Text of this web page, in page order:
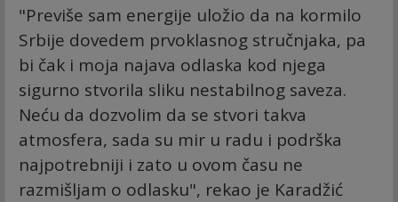
"Previše sam energije uložio da na kormilo
Srbije dovedem prvoklasnog stručnjaka, pa
bi čak i moja najava odlaska kod njega
sigurno stvorila sliku nestabilnog saveza.
Neću da dozvolim da se stvori takva
atmosfera, sada su mir u radu i podrška
najpotrebniji i zato u ovom času ne
razmišljam o odlasku", rekao je Karadžić